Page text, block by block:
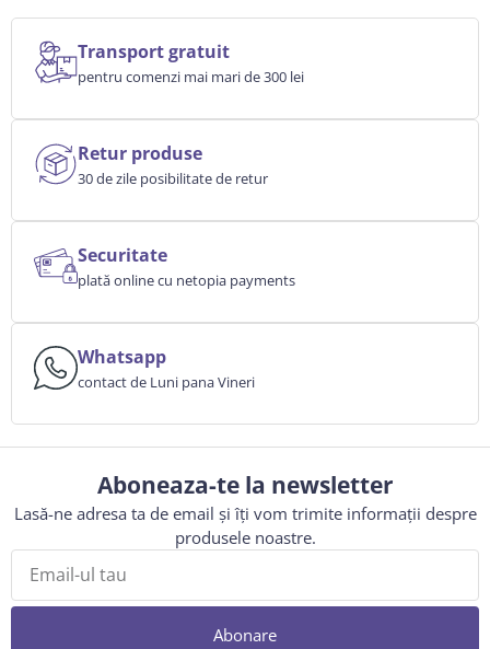
Transport gratuit
pentru comenzi mai mari de 300 lei
Retur produse
30 de zile posibilitate de retur
Securitate
plată online cu netopia payments
Whatsapp
contact de Luni pana Vineri
Aboneaza-te la newsletter
Lasă-ne adresa ta de email și îți vom trimite informații despre
produsele noastre.
Abonare